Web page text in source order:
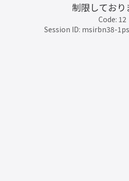
制限しており
Code: 12
Session ID: msirbn38-